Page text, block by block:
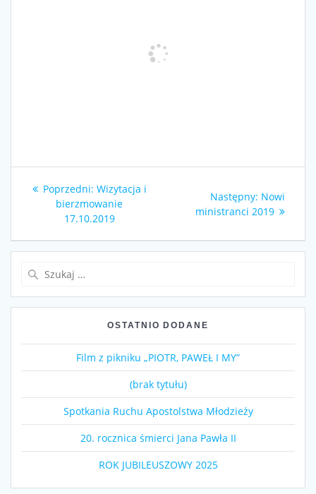
Nawigacja
wpisu
Poprzedni: Poprzedni
wpis:
Wizytacja i
bierzmowanie
17.10.2019
Następny: Następny
wpis:
Nowi
ministranci 2019
OSTATNIO DODANE
Film z pikniku „PIOTR, PAWEŁ I MY”
(brak tytułu)
Spotkania Ruchu Apostolstwa Młodzieży
20. rocznica śmierci Jana Pawła II
ROK JUBILEUSZOWY 2025